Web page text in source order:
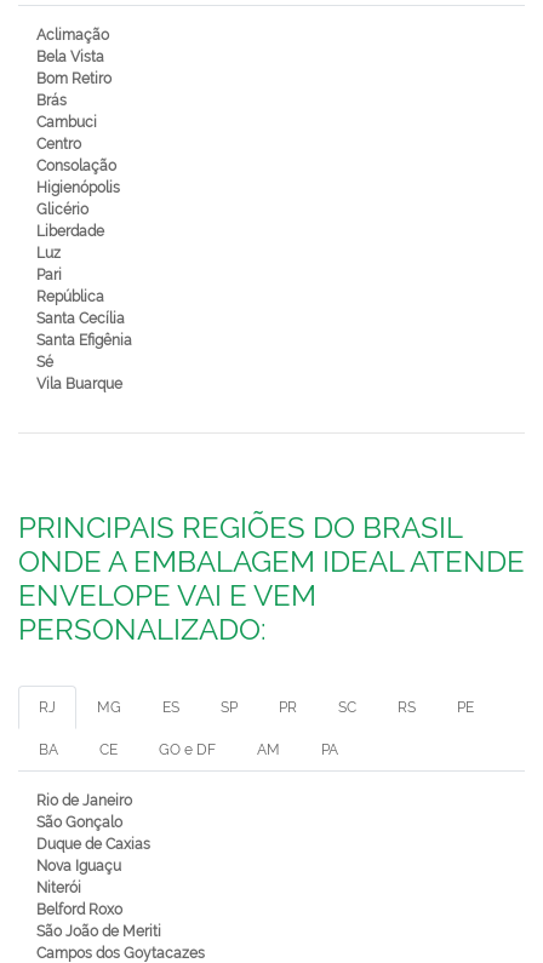
Aclimação
Bela Vista
Bom Retiro
Brás
Cambuci
Centro
Consolação
Higienópolis
Glicério
Liberdade
Luz
Pari
República
Santa Cecília
Santa Efigênia
Sé
Vila Buarque
PRINCIPAIS REGIÕES DO BRASIL
ONDE A EMBALAGEM IDEAL ATENDE
ENVELOPE VAI E VEM
PERSONALIZADO:
RJ MG ES SP PR SC RS PE
BA CE GO e DF AM PA
Rio de Janeiro
São Gonçalo
Duque de Caxias
Nova Iguaçu
Niterói
Belford Roxo
São João de Meriti
Campos dos Goytacazes